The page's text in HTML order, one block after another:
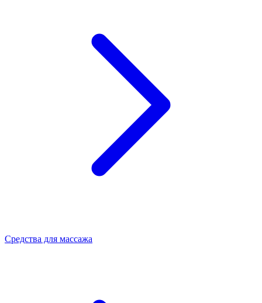
Средства для массажа